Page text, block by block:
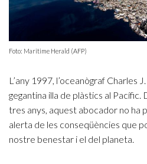
Foto: Maritime Herald (AFP)
L’any 1997, l’oceanògraf Charles
gegantina illa de plàstics al
tres anys, aquest abocador no ha
alerta de les conseqüències que
nostre benestar i el del planeta.